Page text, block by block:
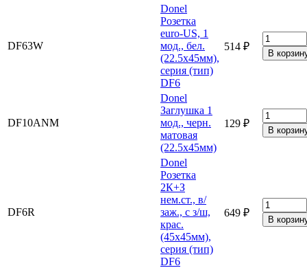
DF63W
Donel
Розетка
euro-US, 1
мод., бел.
(22.5х45мм),
серия (тип)
DF6
514 ₽
DF10ANM
Donel
Заглушка 1
мод., черн.
матовая
(22.5х45мм)
129 ₽
DF6R
Donel
Розетка
2К+З
нем.ст., в/
заж., с з/ш,
крас.
(45х45мм),
серия (тип)
DF6
649 ₽